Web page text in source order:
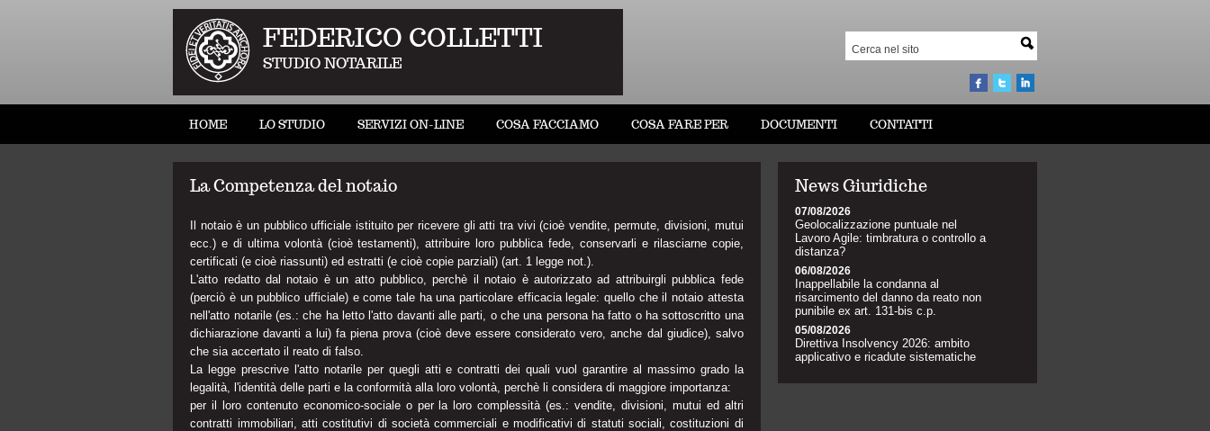
FEDERICO COLLETTI
STUDIO NOTARILE
HOME LO STUDIO SERVIZI ON-LINE COSA FACCIAMO COSA FARE PER DOCUMENTI CONTATTI
La Competenza del notaio
Il notaio è un pubblico ufficiale istituito per ricevere gli atti tra vivi (cioè vendite, permute, divisioni, mutui
ecc.) e di ultima volontà (cioè testamenti), attribuire loro pubblica fede, conservarli e rilasciarne copie,
certificati (e cioè riassunti) ed estratti (e cioè copie parziali) (art. 1 legge not.).
L'atto redatto dal notaio è un atto pubblico, perchè il notaio è autorizzato ad attribuirgli pubblica fede
(perciò è un pubblico ufficiale) e come tale ha una particolare efficacia legale: quello che il notaio attesta
nell'atto notarile (es.: che ha letto l'atto davanti alle parti, o che una persona ha fatto o ha sottoscritto una
dichiarazione davanti a lui) fa piena prova (cioè deve essere considerato vero, anche dal giudice), salvo
che sia accertato il reato di falso.
La legge prescrive l'atto notarile per quegli atti e contratti dei quali vuol garantire al massimo grado la
legalità, l'identità delle parti e la conformità alla loro volontà, perchè li considera di maggiore importanza:
per il loro contenuto economico-sociale o per la loro complessità (es.: vendite, divisioni, mutui ed altri
contratti immobiliari, atti costitutivi di società commerciali e modificativi di statuti sociali, costituzioni di
News Giuridiche
07/08/2026
Geolocalizzazione puntuale nel
Lavoro Agile: timbratura o controllo a
distanza?
06/08/2026
Inappellabile la condanna al
risarcimento del danno da reato non
punibile ex art. 131-bis c.p.
05/08/2026
Direttiva Insolvency 2026: ambito
applicativo e ricadute sistematiche